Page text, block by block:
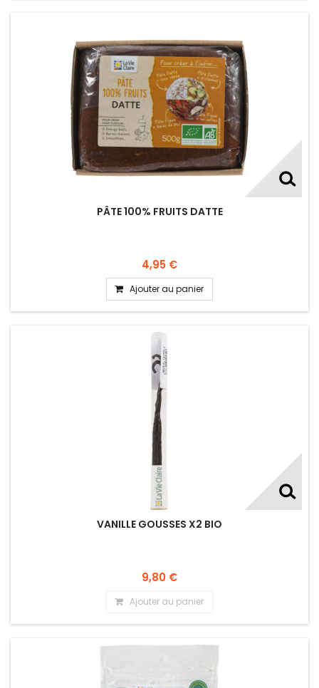
PÂTE 100% FRUITS DATTE
4,95 €
Ajouter au panier
VANILLE GOUSSES X2 BIO
9,80 €
Ajouter au panier